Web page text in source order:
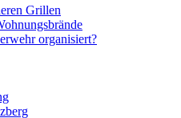
Grillen
organisiert?